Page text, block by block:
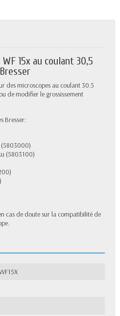
15x au coulant 30,5
des microscopes au coulant 30.5
de modifier le grossissement
Bresser:
(5803000)
(5803100)
cas de doute sur la compatibilité de